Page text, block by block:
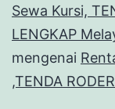
Sewa Kursi,
LENGKAP
mengenai
,TENDA